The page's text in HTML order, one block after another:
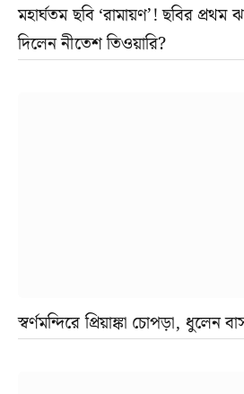
মহার্ঘতম ছবি ‘রামায়ণ’! ছবির
দিলেন নীতেশ তিওয়ারি?
স্বর্ণমন্দিরে প্রিয়াঙ্কা চোপড়া, ধুলেন